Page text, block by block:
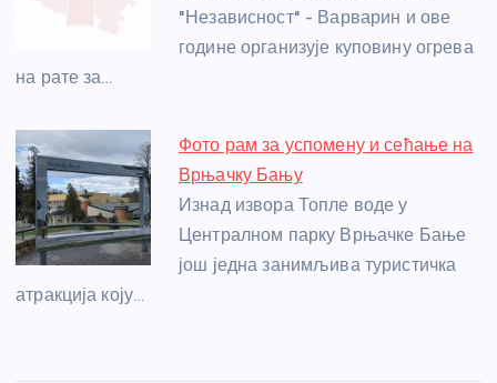
"Независност" - Варварин и ове
године организује куповину огрева
на рате за…
Фото рам за успомену и сећање на
Врњачку Бању
Изнад извора Топле воде у
Централном парку Врњачке Бање
још једна занимљива туристичка
атракција коју…